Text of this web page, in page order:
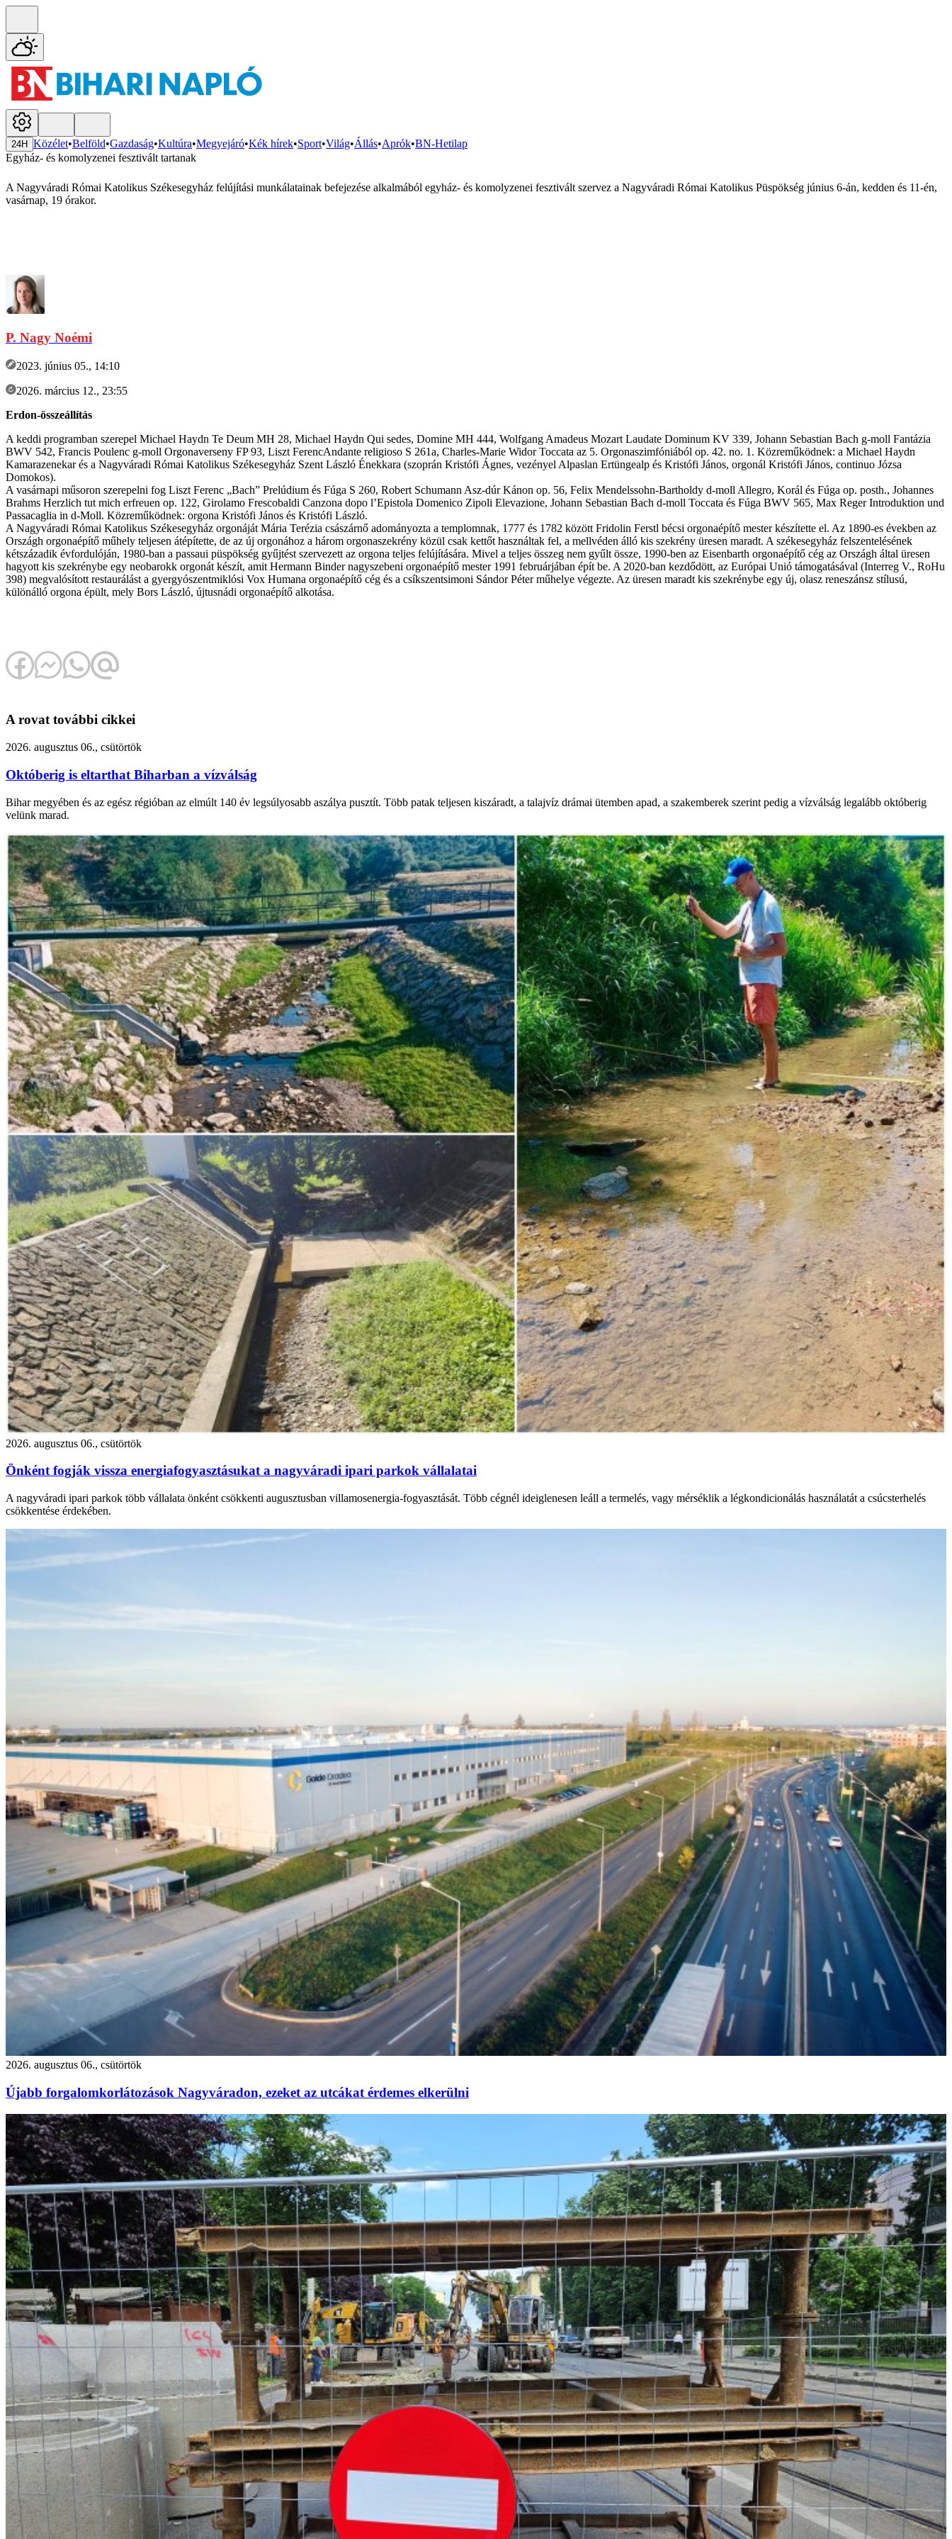
24H Közélet•Belföld•Gazdaság•Kultúra•Megyejáró•Kék hírek•Sport•Világ•Állás•Aprók•BN-Hetilap
Egyház- és komolyzenei fesztivált tartanak
A Nagyváradi Római Katolikus Székesegyház felújítási munkálatainak befejezése alkalmából egyház- és komolyzenei fesztivált szervez a Nagyváradi Római Katolikus Püspökség június 6-án, kedden és 11-én,
vasárnap, 19 órakor.
P. Nagy Noémi
2023. június 05., 14:10
2026. március 12., 23:55
Erdon-összeállítás
A keddi programban szerepel Michael Haydn Te Deum MH 28, Michael Haydn Qui sedes, Domine MH 444, Wolfgang Amadeus Mozart Laudate Dominum KV 339, Johann Sebastian Bach g-moll Fantázia
BWV 542, Francis Poulenc g-moll Orgonaverseny FP 93, Liszt FerencAndante religioso S 261a, Charles-Marie Widor Toccata az 5. Orgonaszimfóniából op. 42. no. 1. Közreműködnek: a Michael Haydn
Kamarazenekar és a Nagyváradi Római Katolikus Székesegyház Szent László Énekkara (szoprán Kristófi Ágnes, vezényel Alpaslan Ertüngealp és Kristófi János, orgonál Kristófi János, continuo Józsa
Domokos).
A vasárnapi műsoron szerepelni fog Liszt Ferenc „Bach” Prelúdium és Fúga S 260, Robert Schumann Asz-dúr Kánon op. 56, Felix Mendelssohn-Bartholdy d-moll Allegro, Korál és Fúga op. posth., Johannes
Brahms Herzlich tut mich erfreuen op. 122, Girolamo Frescobaldi Canzona dopo l’Epistola Domenico Zipoli Elevazione, Johann Sebastian Bach d-moll Toccata és Fúga BWV 565, Max Reger Introduktion und
Passacaglia in d-Moll. Közreműködnek: orgona Kristófi János és Kristófi László.
A Nagyváradi Római Katolikus Székesegyház orgonáját Mária Terézia császárnő adományozta a templomnak, 1777 és 1782 között Fridolin Ferstl bécsi orgonaépítő mester készítette el. Az 1890-es években az
Országh orgonaépítő műhely teljesen átépítette, de az új orgonához a három orgonaszekrény közül csak kettőt használtak fel, a mellvéden álló kis szekrény üresen maradt. A székesegyház felszentelésének
kétszázadik évfordulóján, 1980-ban a passaui püspökség gyűjtést szervezett az orgona teljes felújítására. Mivel a teljes összeg nem gyűlt össze, 1990-ben az Eisenbarth orgonaépítő cég az Országh által üresen
hagyott kis szekrénybe egy neobarokk orgonát készít, amit Hermann Binder nagyszebeni orgonaépítő mester 1991 februárjában épít be. A 2020-ban kezdődött, az Európai Unió támogatásával (Interreg V., RoHu
398) megvalósított restaurálást a gyergyószentmiklósi Vox Humana orgonaépítő cég és a csíkszentsimoni Sándor Péter műhelye végezte. Az üresen maradt kis szekrénybe egy új, olasz reneszánsz stílusú,
különálló orgona épült, mely Bors László, újtusnádi orgonaépítő alkotása.
A rovat további cikkei
2026. augusztus 06., csütörtök
Októberig is eltarthat Biharban a vízválság
Bihar megyében és az egész régióban az elmúlt 140 év legsúlyosabb aszálya pusztít. Több patak teljesen kiszáradt, a talajvíz drámai ütemben apad, a szakemberek szerint pedig a vízválság legalább októberig
velünk marad.
2026. augusztus 06., csütörtök
Önként fogják vissza energiafogyasztásukat a nagyváradi ipari parkok vállalatai
A nagyváradi ipari parkok több vállalata önként csökkenti augusztusban villamosenergia-fogyasztását. Több cégnél ideiglenesen leáll a termelés, vagy mérséklik a légkondicionálás használatát a csúcsterhelés
csökkentése érdekében.
2026. augusztus 06., csütörtök
Újabb forgalomkorlátozások Nagyváradon, ezeket az utcákat érdemes elkerülni